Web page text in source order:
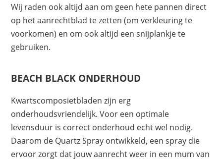
Wij raden ook altijd aan om geen hete pannen direct
op het aanrechtblad te zetten (om verkleuring te
voorkomen) en om ook altijd een snijplankje te
gebruiken.
BEACH BLACK ONDERHOUD
Kwartscomposietbladen zijn erg
onderhoudsvriendelijk. Voor een optimale
levensduur is correct onderhoud echt wel nodig.
Daarom de Quartz Spray ontwikkeld, een spray die
ervoor zorgt dat jouw aanrecht weer in een mum van